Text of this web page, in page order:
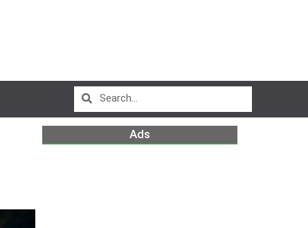
Ads